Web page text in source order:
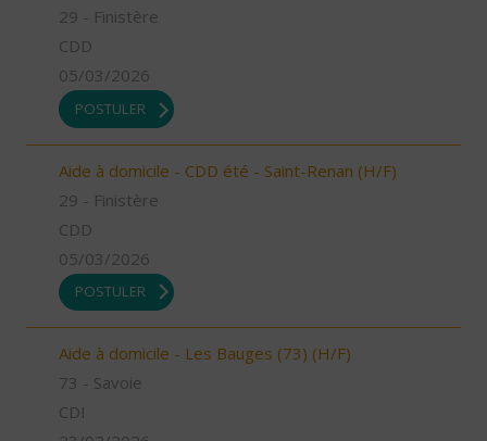
29 - Finistère
CDD
05/03/2026
POSTULER
Aide à domicile - CDD été - Saint-Renan (H/F)
29 - Finistère
CDD
05/03/2026
POSTULER
Aide à domicile - Les Bauges (73) (H/F)
73 - Savoie
CDI